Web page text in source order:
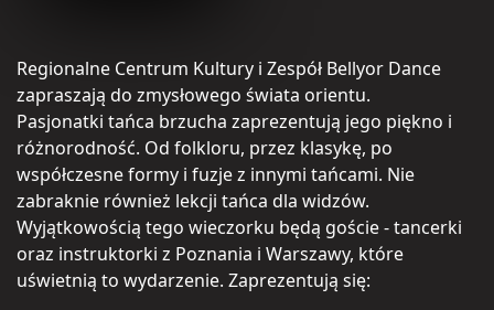
Regionalne Centrum Kultury i Zespół Bellyor Dance
zapraszają do zmysłowego świata orientu.
Pasjonatki tańca brzucha zaprezentują jego piękno i
różnorodność. Od folkloru, przez klasykę, po
współczesne formy i fuzje z innymi tańcami. Nie
zabraknie również lekcji tańca dla widzów.
Wyjątkowością tego wieczorku będą goście - tancerki
oraz instruktorki z Poznania i Warszawy, które
uświetnią to wydarzenie. Zaprezentują się: